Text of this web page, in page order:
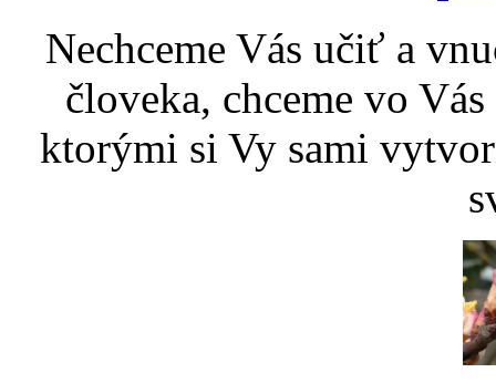
Nechceme Vás učiť a
človeka, chceme vo
ktorými si Vy sami